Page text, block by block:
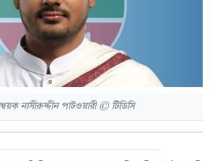
নাসীরুদ্দীন পাটওয়ারী © টিডিসি